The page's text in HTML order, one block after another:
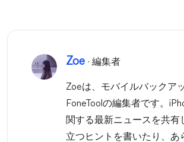
Zoe· 編集者
Zoeは、モバイルバックア
FoneToolの編集者です。
関する最新ニュースを共有
立つヒントを書いたり、あ